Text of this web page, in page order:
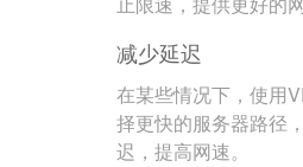
减少延迟
在某些情况下，使用
择更快的服务器路径
迟，提高网速。